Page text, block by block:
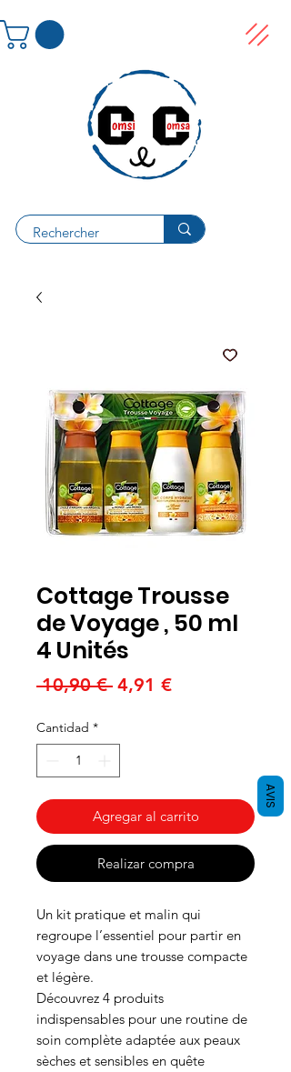
Cottage Trousse
de Voyage , 50 ml
4 Unités
10,90 € Precio
4,91 €Precio
Cantidad *
Agregar al carrito
Realizar compra
Un kit pratique et malin qui
regroupe l’essentiel pour partir en
voyage dans une trousse compacte
et légère.
Découvrez 4 produits
indispensables pour une routine de
soin complète adaptée aux peaux
sèches et sensibles en quête
AVIS